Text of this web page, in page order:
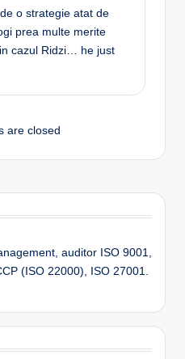
o strategie atat de
prea multe merite
cazul Ridzi… he just
are closed
auditor ISO 9001,
(ISO 22000), ISO 27001.